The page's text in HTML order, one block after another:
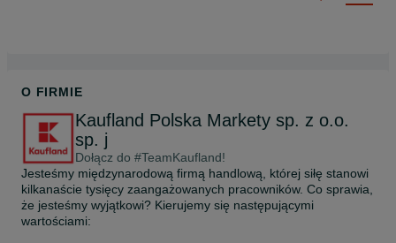
O FIRMIE
Kaufland Polska Markety sp. z o.o.
sp. j
Dołącz do #TeamKaufland!
Jesteśmy międzynarodową firmą handlową, której siłę stanowi
kilkanaście tysięcy zaangażowanych pracowników. Co sprawia,
że jesteśmy wyjątkowi? Kierujemy się następującymi
wartościami: